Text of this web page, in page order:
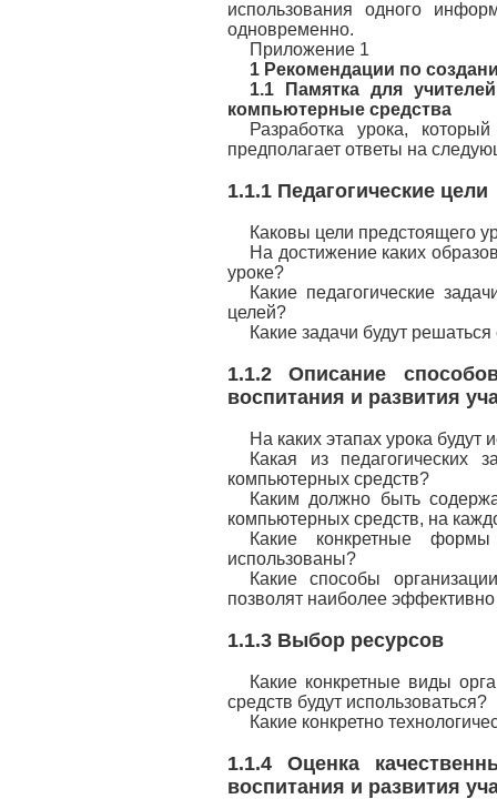
использования одного
одновременно.
Приложение 1
1 Рекомендации по
1.1 Памятка для
компьютерные средства
Разработка урока,
предполагает ответы на
1.1.1 Педагогические цели
Каковы цели предстоящего
На достижение каких
уроке?
Какие педагогические
целей?
Какие задачи будут
1.1.2 Описание
воспитания и развития
На каких этапах урока
Какая из педагогических
компьютерных средств?
Каким должно быть
компьютерных средств, на
Какие конкретные формы
использованы?
Какие способы
позволят наиболее
1.1.3 Выбор ресурсов
Какие конкретные виды
средств будут использоваться?
Какие конкретно
1.1.4 Оценка
воспитания и развития